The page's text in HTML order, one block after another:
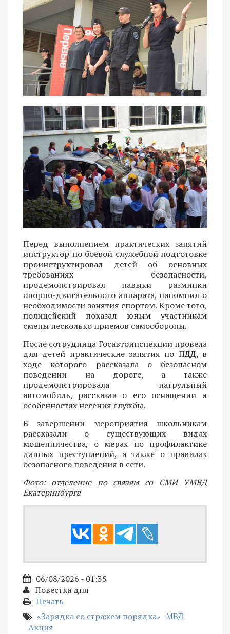
Перед выполнением практических занятий
инструктор по боевой служебной подготовке
проинструктировал детей об основных
требованиях безопасности,
продемонстрировал навыки разминки
опорно-двигательного аппарата, напомнил о
необходимости занятия спортом. Кроме того,
полицейский показал юным участникам
смены несколько приемов самообороны.
После сотрудница Госавтоинспекции провела
для детей практические занятия по ПДД, в
ходе которого рассказала о безопасном
поведении на дороге, а также
продемонстрировала патрульный
автомобиль, рассказав о его оснащении и
особенностях несения службы.
В завершении мероприятия школьникам
рассказали о существующих видах
мошенничества, о мерах по профилактике
данных преступлений, а также о правилах
безопасного поведения в сети.
Фото: отделение по связям со СМИ УМВД
Екатеринбурга
06/08/2026 - 01:35
Повестка дня
Печать
«Зарядка со стражем порядка» МВД
Акция